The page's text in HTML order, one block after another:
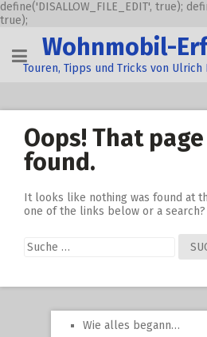
define('DISALLOW_FILE_EDIT', true);
true);
content
Wohnmobil-
Touren, Tipps und Tricks von
Oops! That page
found.
It looks like nothing was found at
one of the links below or a search?
Suche
nach:
Wie alles begann…